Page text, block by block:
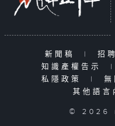
新聞稿 | 招
知識產權告示
|
私隱政策
|
其他語言
© 2026